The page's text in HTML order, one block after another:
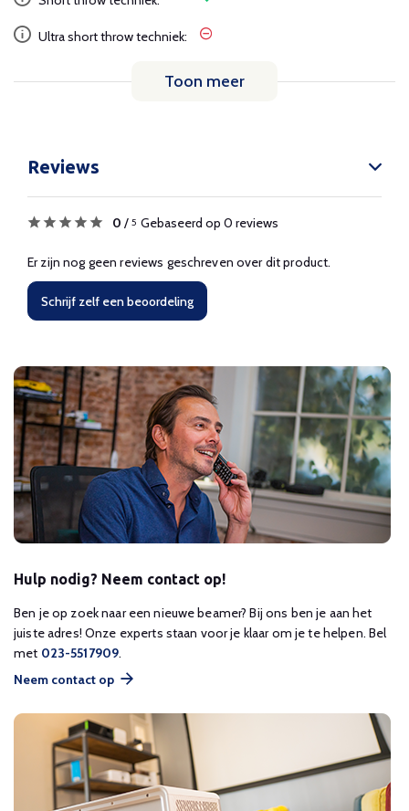
Ultra short throw techniek:
Toon meer
Reviews
0 / 5 Gebaseerd op 0 reviews
Er zijn nog geen reviews geschreven over dit product.
Schrijf zelf een beoordeling
Hulp nodig? Neem contact op!
Ben je op zoek naar een nieuwe beamer? Bij ons ben je aan het
juiste adres! Onze experts staan voor je klaar om je te helpen. Bel
met 023-5517909.
Neem contact op